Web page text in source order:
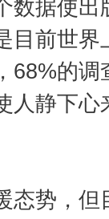
数据使
目前世
68%的
人静下
势，但